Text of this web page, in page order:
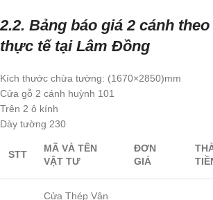
2.2. Bảng báo giá 2 cánh
thực tế tại Lâm Đồng
Kích thước chừa tường: (1670×2850)mm
Cửa gỗ 2 cánh huỳnh 101
Trên 2 ô kính
Dày tường 230
STT
MÃ VÀ TÊN
VẬT TƯ
ĐƠN
GIÁ
Cửa Thép Vân